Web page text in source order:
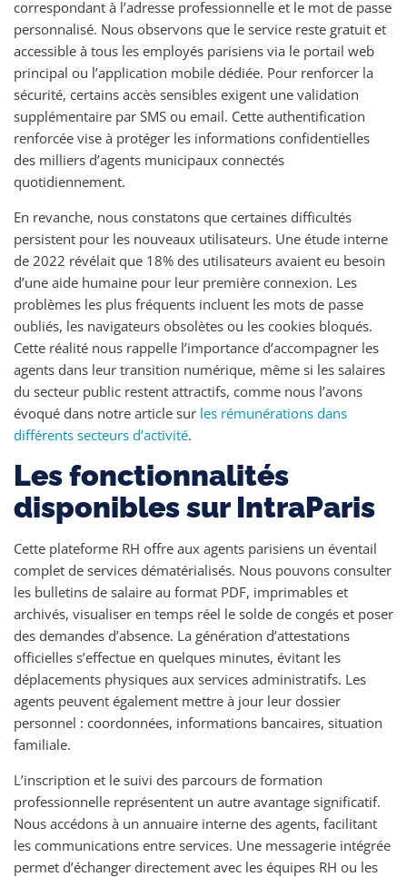
correspondant à l’adresse professionnelle et le mot de passe
personnalisé. Nous observons que le service reste gratuit et
accessible à tous les employés parisiens via le portail web
principal ou l’application mobile dédiée. Pour renforcer la
sécurité, certains accès sensibles exigent une validation
supplémentaire par SMS ou email. Cette authentification
renforcée vise à protéger les informations confidentielles
des milliers d’agents municipaux connectés
quotidiennement.
En revanche, nous constatons que certaines difficultés
persistent pour les nouveaux utilisateurs. Une étude interne
de 2022 révélait que 18% des utilisateurs avaient eu besoin
d’une aide humaine pour leur première connexion. Les
problèmes les plus fréquents incluent les mots de passe
oubliés, les navigateurs obsolètes ou les cookies bloqués.
Cette réalité nous rappelle l’importance d’accompagner les
agents dans leur transition numérique, même si les salaires
du secteur public restent attractifs, comme nous l’avons
évoqué dans notre article sur les rémunérations dans
différents secteurs d’activité.
Les fonctionnalités
disponibles sur IntraParis
Cette plateforme RH offre aux agents parisiens un éventail
complet de services dématérialisés. Nous pouvons consulter
les bulletins de salaire au format PDF, imprimables et
archivés, visualiser en temps réel le solde de congés et poser
des demandes d’absence. La génération d’attestations
officielles s’effectue en quelques minutes, évitant les
déplacements physiques aux services administratifs. Les
agents peuvent également mettre à jour leur dossier
personnel : coordonnées, informations bancaires, situation
familiale.
L’inscription et le suivi des parcours de formation
professionnelle représentent un autre avantage significatif.
Nous accédons à un annuaire interne des agents, facilitant
les communications entre services. Une messagerie intégrée
permet d’échanger directement avec les équipes RH ou les